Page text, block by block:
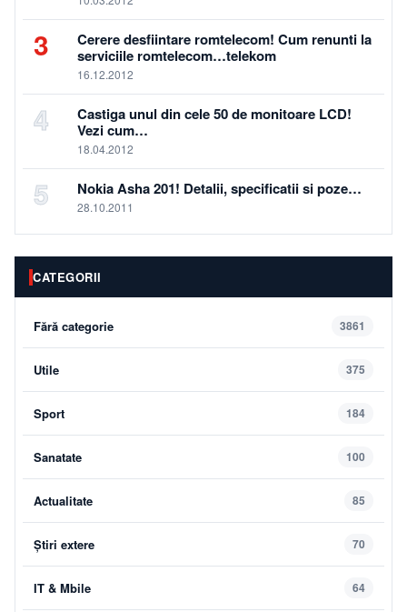
3
Cerere desfiintare romtelecom! Cum renunti la
serviciile romtelecom…telekom
16.12.2012
4
Castiga unul din cele 50 de monitoare LCD!
Vezi cum…
18.04.2012
5 Nokia Asha 201! Detalii, specificatii si poze…
28.10.2011
CATEGORII
Fără categorie 3861
Utile 375
Sport 184
Sanatate 100
Actualitate 85
Știri extere 70
IT & Mbile 64